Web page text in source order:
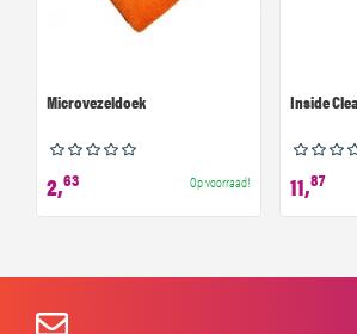
Microvezeldoek
2,63 Op voorraad!
Inside
11,87